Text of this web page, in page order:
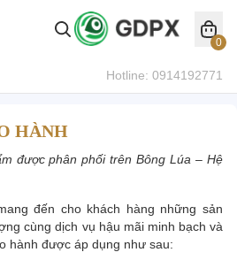
0
Hotline: 0914192771
HÀNH
được phân phối trên Bông Lúa – Hệ
đến cho khách hàng những sản
cùng dịch vụ hậu mãi minh bạch và
hành được áp dụng như sau: